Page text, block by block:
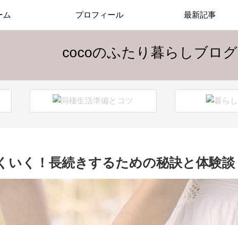
cocoのふたり暮らしブログ
ム プロフィール 最新記事
いく！長続きするための秘訣と体験談